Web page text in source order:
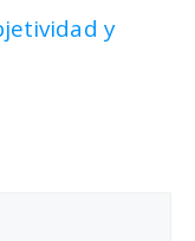
y